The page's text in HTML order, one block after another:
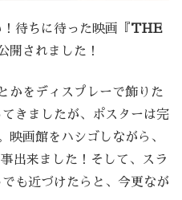
待ちに待った映画『 THE
開されました！
かをディスプレーで飾りた
きましたが、ポスターは完
画館をハシゴしながら、
出来ました！そして、スラ
も近づけたらと、今更なが